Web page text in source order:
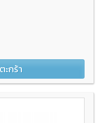
ะกร้า